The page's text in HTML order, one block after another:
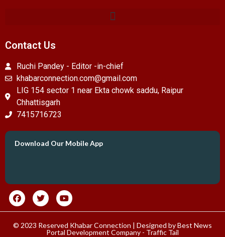
Contact Us
Ruchi Pandey - Editor -in-chief
khabarconnection.com@gmail.com
LIG 154 sector 1 near Ekta chowk saddu, Raipur
Chhattisgarh
7415716723
Download Our Mobile App
© 2023 Reserved Khabar Connection | Designed byBest News
Portal Development Company - Traffic Tail